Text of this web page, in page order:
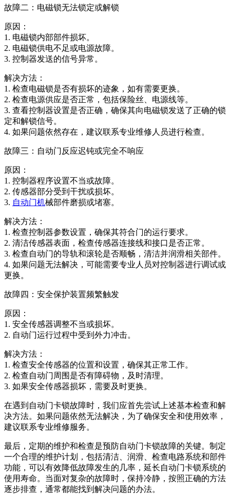
故障二：电磁锁无法锁定或解锁
原因：
1. 电磁锁内部部件损坏。
2. 电磁锁供电不足或电源故障。
3. 控制器发送的信号异常。
解决方法：
1. 检查电磁锁是否有损坏的迹象，如有需要更换。
2. 检查电源供应是否正常，包括保险丝、电源线等。
3. 查看控制器设置是否正确，确保其向电磁锁发送了正确的锁
定和解锁信号。
4. 如果问题依然存在，建议联系专业维修人员进行检查。
故障三：自动门反应迟钝或完全不响应
原因：
1. 控制器程序设置不当或故障。
2. 传感器部分受到干扰或损坏。
3. 自动门机械部件磨损或堵塞。
解决方法：
1. 检查控制器参数设置，确保其符合门的运行要求。
2. 清洁传感器表面，检查传感器连接线和接口是否正常。
3. 检查自动门的导轨和滚轮是否顺畅，清洁并润滑相关部件。
4. 如果问题无法解决，可能需要专业人员对控制器进行调试或
更换。
故障四：安全保护装置频繁触发
原因：
1. 安全传感器调整不当或损坏。
2. 自动门运行过程中受到外力冲击。
解决方法：
1. 检查安全传感器的位置和设置，确保其正常工作。
2. 检查自动门周围是否有障碍物，及时清理。
3. 如果安全传感器损坏，需要及时更换。
在遇到自动门卡锁故障时，我们应首先尝试上述基本检查和解
决方法。如果问题依然无法解决，为了确保安全和使用效率，
建议联系专业维修服务。
最后，定期的维护和检查是预防自动门卡锁故障的关键。制定
一个合理的维护计划，包括清洁、润滑、检查电路系统和部件
功能，可以有效降低故障发生的几率，延长自动门卡锁系统的
使用寿命。当面对复杂的故障时，保持冷静，按照正确的方法
逐步排查，通常都能找到解决问题的办法。